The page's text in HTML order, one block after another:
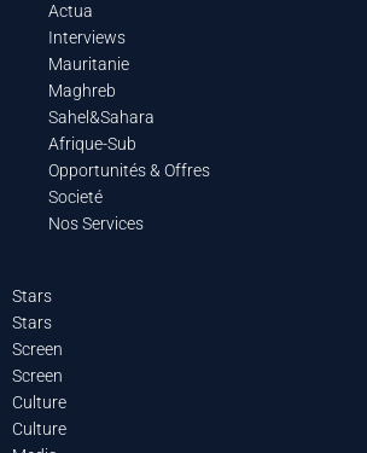
Actua
Interviews
Mauritanie
Maghreb
Sahel&Sahara
Afrique-Sub
Opportunités & Offres
Societé
Nos Services
Stars
Stars
Screen
Screen
Culture
Culture